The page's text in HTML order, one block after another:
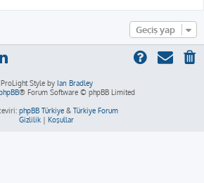
Geçiş yap
ProLight Style by Ian Bradley
® Forum Software © phpBB Limited
phpBB Türkiye& Türkiye Forum
Gizlilik | Koşullar